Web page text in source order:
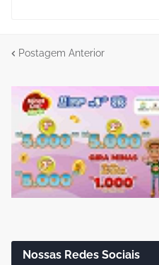
Postagem Anterior
Nossas Redes Sociais